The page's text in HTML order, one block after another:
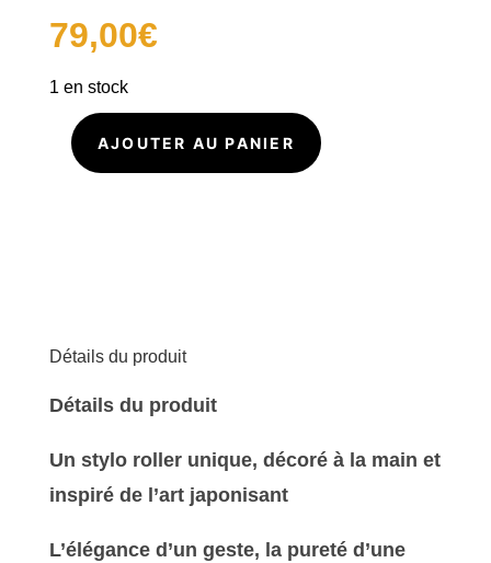
79,00€
1 en stock
quantitéAJOUTER AU PANIER
Détails du produit
Détails du produit
Un stylo roller unique, décoré à la main et
inspiré de l’art japonisant
L’élégance d’un geste, la pureté d’une